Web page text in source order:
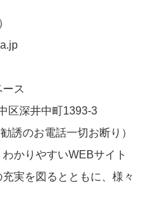
ス
区深井中町1393-3
誘のお電話一切お断り）
かりやすいWEBサイト
実を図るとともに、様々